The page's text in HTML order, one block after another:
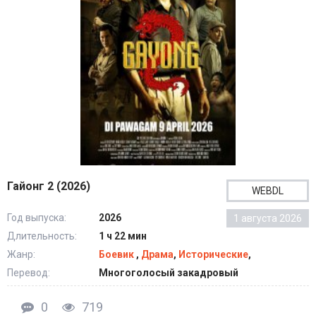
Гайонг 2 (2026) WEBDL
1 августа 2026
Год выпуска:
2026
Длительность:
1 ч 22 мин
Жанр:
Боевик , Драма, Исторические,
Перевод:
Многоголосый закадровый
0 719